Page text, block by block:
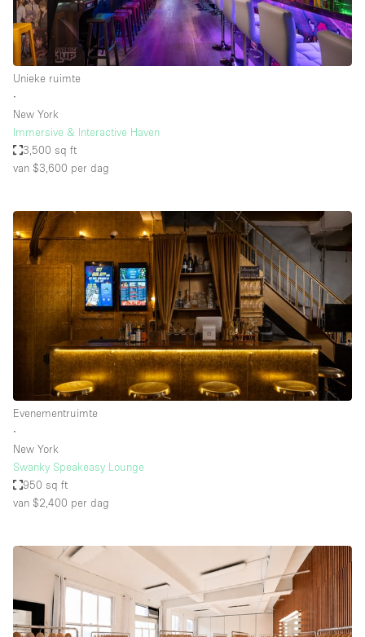
Unieke ruimte
∙
New York
Immersive & Interactive Haven
3,500 sq ft
van $3,600 per dag
Evenementruimte
∙
New York
Swanky Speakeasy Lounge
950 sq ft
van $2,400 per dag